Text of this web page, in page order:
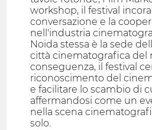
workshop, il festival
conversazione e la
nell'industria
Noida stessa è la sede
città cinematografica del
conseguenza, il festival
riconoscimento del
e facilitare lo scambio di
affermandosi come un
nella scena
solo.